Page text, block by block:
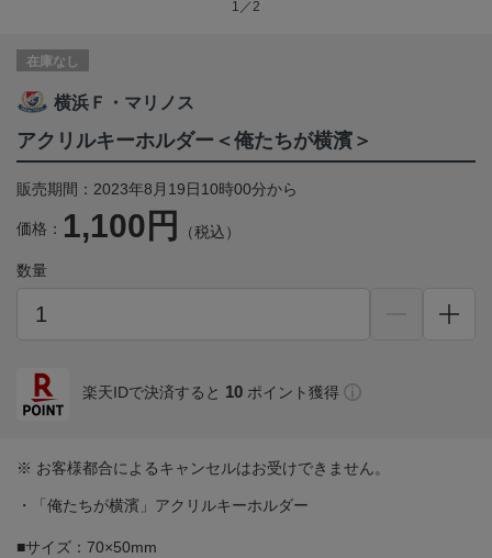
1／2
在庫なし
横浜Ｆ・マリノス
アクリルキーホルダー＜俺たちが横濱＞
販売期間：2023年8月19日10時00分から
価格： 1,100円 （税込）
数量
楽天IDで決済すると 10 ポイント獲得
※ お客様都合によるキャンセルはお受けできません。
・「俺たちが横濱」アクリルキーホルダー
■サイズ：70×50mm